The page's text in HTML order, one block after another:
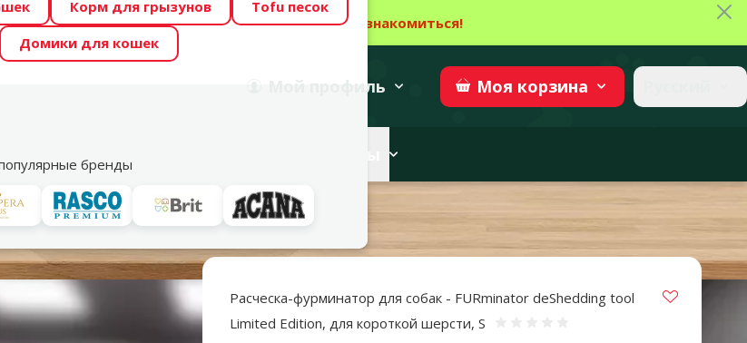
отличные цены на ТОП-овые корма! 🍖→ Ознакомиться!
Возможно Твой питомец станет звездой 2027 Участвовать
профиль Моя корзина
Корм для грызунов
Tofu песок
Домики для кошек
бренды
Акции
Расчески и щетки
для короткой шерсти, S
Расческа-фурминатор для собак - FURminator deShedding tool
Limited Edition, для короткой шерсти, S